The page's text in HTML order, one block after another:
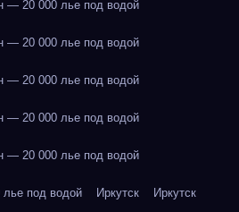
20 000 лье под водой
20 000 лье под водой
20 000 лье под водой
20 000 лье под водой
20 000 лье под водой
под водой Иркутск Иркутск